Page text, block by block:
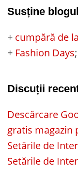
Susține blogul
+ cumpără de
+ Fashion Days;
Discuții
Descărcare
gratis magazin
Setările de
Setările de